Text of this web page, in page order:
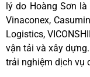
lý do Hoàng Sơn
Vinaconex,
Logistics,
vận tải và xây
trải nghiệm dịch vụ